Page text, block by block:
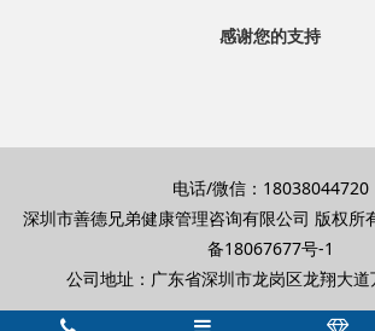
感谢您的支持
电话/微信：18038044720
深圳市善德兄弟健康管理咨询有限公司 版权所
备18067677号-1
公司地址：广东省深圳市龙岗区龙翔大